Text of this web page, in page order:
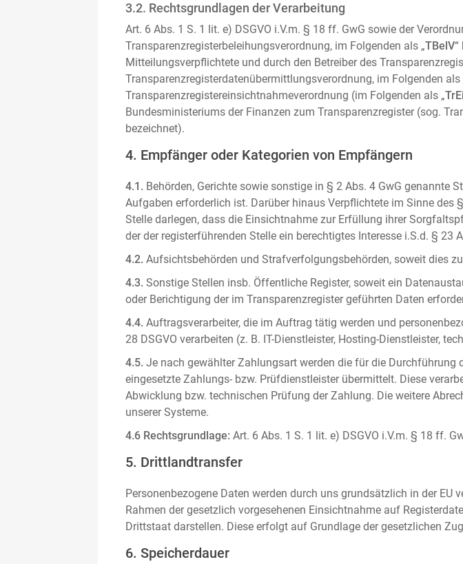
3.2. Rechtsgrundlagen der Verarbeitung
Art. 6 Abs. 1 S. 1 lit. e) DSGVO i.V.m. § 18 ff. GwG sowie der
Transparenzregisterbeleihungsverordnung, im Folgenden als „TBelV“
Mitteilungsverpflichtete und durch den Betreiber des
Transparenzregisterdatenübermittlungsverordnung, im Folgenden als
Transparenzregistereinsichtnahmeverordnung (im Folgenden als „
Bundesministeriums der Finanzen zum Transparenzregister (sog.
bezeichnet).
4. Empfänger oder Kategorien von Empfängern
4.1. Behörden, Gerichte sowie sonstige in § 2 Abs. 4 GwG genannte
Aufgaben erforderlich ist. Darüber hinaus Verpflichtete im Sinne des
Stelle darlegen, dass die Einsichtnahme zur Erfüllung ihrer
der der registerführenden Stelle ein berechtigtes Interesse i.S.d. § 23
4.2. Aufsichtsbehörden und Strafverfolgungsbehörden, soweit dies
4.3. Sonstige Stellen insb. Öffentliche Register, soweit ein
oder Berichtigung der im Transparenzregister geführten Daten
4.4. Auftragsverarbeiter, die im Auftrag tätig werden und
28 DSGVO verarbeiten (z. B. IT-Dienstleister, Hosting-Dienstleister,
4.5. Je nach gewählter Zahlungsart werden die für die
eingesetzte Zahlungs- bzw. Prüfdienstleister übermittelt. Diese
Abwicklung bzw. technischen Prüfung der Zahlung. Die weitere
unserer Systeme.
4.6 Rechtsgrundlage: Art. 6 Abs. 1 S. 1 lit. e) DSGVO i.V.m. § 18 ff.
5. Drittlandtransfer
Personenbezogene Daten werden durch uns grundsätzlich in der
Rahmen der gesetzlich vorgesehenen Einsichtnahme auf
Drittstaat darstellen. Diese erfolgt auf Grundlage der gesetzlichen
6. Speicherdauer